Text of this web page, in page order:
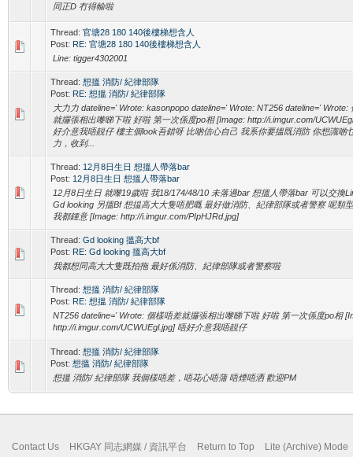
同正D 冇得輸啦
Thread: 官塘28 180 140後樓梯想含人
Post: RE: 官塘28 180 140後樓梯想含人
Line: tigger4302001
Thread: 想搵 消防/ 紀律部隊
Post: RE: 想搵 消防/ 紀律部隊
大力力 dateline=' Wrote: kasonpopo dateline=' Wrote: NT256 dateline=' Wrote:
就攞張相出嚟睇下啦 好啦 第一次係度po相 [Image: http://i.imgur.com/
好介意我唔靚仔 樓主個look吾錯呀 比啲信心自己 我系你要搵既消防 你想識啲
力，收到...
Thread: 12月8日生日 想搵人帶落bar
Post: 12月8日生日 想搵人帶落bar
12月8日生日 就嚟19歲啦 我18/174/48/10 未落過bar 想搵人帶落bar 可以交換
Gd looking 另搵Bf 想揾高大大隻唔肥嘅 最好做消防、紀律部隊或者警察 呢類
我都鍾意 [Image: http://i.imgur.com/PIpHJRd.jpg]
Thread: Gd looking 搵高大bf
Post: RE: Gd looking 搵高大bf
我都想同高大大隻既拍拖 最好係消防、紀律部隊或者警察啦
Thread: 想搵 消防/ 紀律部隊
Post: RE: 想搵 消防/ 紀律部隊
NT256 dateline=' Wrote: 個樣唔差就攞張相出嚟睇下啦 好啦 第一次係度po相
http://i.imgur.com/UCWUEgl.jpg] 唔好介意我唔靚仔
Thread: 想搵 消防/ 紀律部隊
Post: 想搵 消防/ 紀律部隊
想搵 消防/ 紀律部隊 我個樣唔差，唔花心唔蒲 唔煙唔洒 歡迎PM
Contact Us HKGAY 同志網媒 / 資訊平台 Return to Top Lite (Archive) Mode